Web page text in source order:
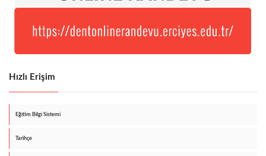
Hızlı Erişim
Eğitim Bilgi Sistemi
Tarihçe